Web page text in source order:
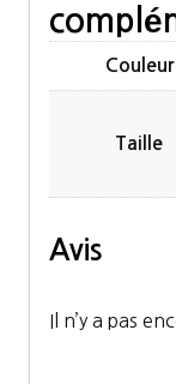
Couleur
Taille
Avis
Il n’y a pas